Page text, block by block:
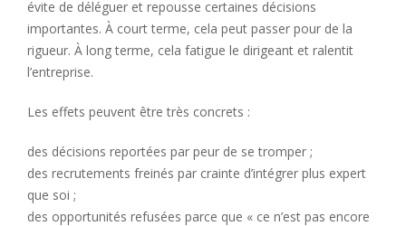
évite de déléguer et repousse certaines décisions
importantes. À court terme, cela peut passer pour de la
rigueur. À long terme, cela fatigue le dirigeant et ralentit
l’entreprise.
Les effets peuvent être très concrets :
des décisions reportées par peur de se tromper ;
des recrutements freinés par crainte d’intégrer plus expert
que soi ;
des opportunités refusées parce que « ce n’est pas encore